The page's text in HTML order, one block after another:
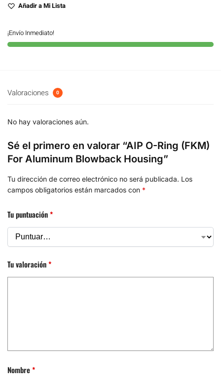
Añadir a Mi Lista
¡Envío Inmediato!
Valoraciones 0
No hay valoraciones aún.
Sé el primero en valorar “AIP O-Ring (FKM)
For Aluminum Blowback Housing”
Tu dirección de correo electrónico no será publicada. Los
campos obligatorios están marcados con *
Tu puntuación*
Tu valoración*
Nombre*